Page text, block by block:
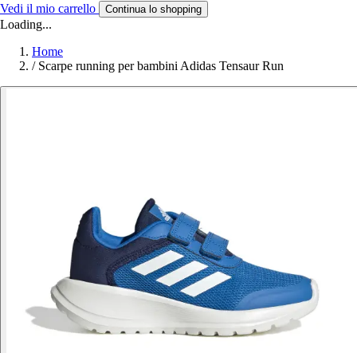
Vedi il mio carrello Continua lo shopping
Loading...
Home
/ Scarpe running per bambini Adidas Tensaur Run